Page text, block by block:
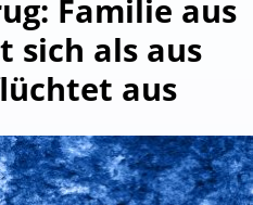
Familie aus
sich als aus
aus